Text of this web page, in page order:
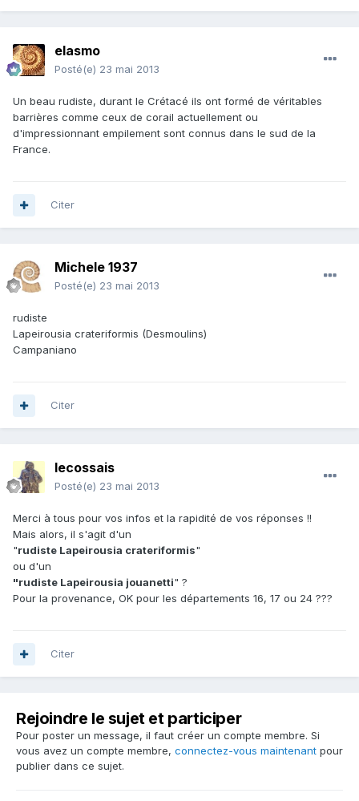
elasmo
Posté(e) 23 mai 2013
Un beau rudiste, durant le Crétacé ils ont formé de véritables
barrières comme ceux de corail actuellement ou
d'impressionnant empilement sont connus dans le sud de la
France.
Citer
Michele 1937
Posté(e) 23 mai 2013
rudiste
Lapeirousia crateriformis (Desmoulins)
Campaniano
Citer
lecossais
Posté(e) 23 mai 2013
Merci à tous pour vos infos et la rapidité de vos réponses !!
Mais alors, il s'agit d'un
"rudiste Lapeirousia crateriformis"
ou d'un
"rudiste Lapeirousia jouanetti" ?
Pour la provenance, OK pour les départements 16, 17 ou 24 ???
Citer
Rejoindre le sujet et participer
Pour poster un message, il faut créer un compte membre. Si
vous avez un compte membre, connectez-vous maintenant pour
publier dans ce sujet.